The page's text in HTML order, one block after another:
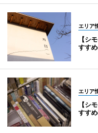
エリア
【シ
すす
エリア
【シ
すす